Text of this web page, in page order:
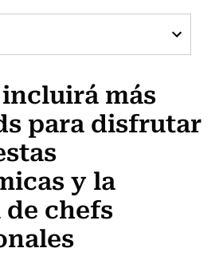
y TV Usach
incluirá más
para disfrutar
y la
chefs